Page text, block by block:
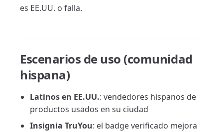
es EE.UU. o falla.
Escenarios de uso (comunidad
hispana)
Latinos en EE.UU.: vendedores hispanos de
productos usados en su ciudad
Insignia TruYou: el badge verificado mejora